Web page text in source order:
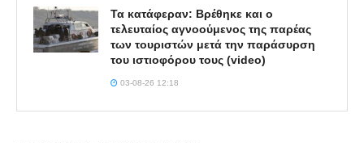
Τα κατάφεραν: Βρέθηκε και ο
τελευταίος αγνοούμενος της παρέας
των τουριστών μετά την παράσυρση
του ιστιοφόρου τους (video)
03-08-26 12:18